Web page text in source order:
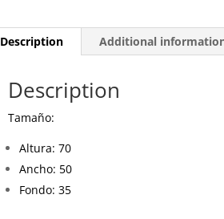
Description Additional
Description
Tamaño:
Altura: 70
Ancho: 50
Fondo: 35